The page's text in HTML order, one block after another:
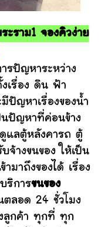
ะราม1 จองคิวง่าย
ปัญหาระหว่าง
เรื่อง ดิน ฟ้า
ปัญหาเรื่องของน้ำ
ป็นปัญหาที่ค่อนข้าง
แลตู้หลังคารถ ตู้
จ้างขนของ ให้เป็น
ามาถึงของได้ เรื่อง
ริการขนของ
ตลอด 24 ชั่วโมง
งลูกค้า ทุกที่ ทุก